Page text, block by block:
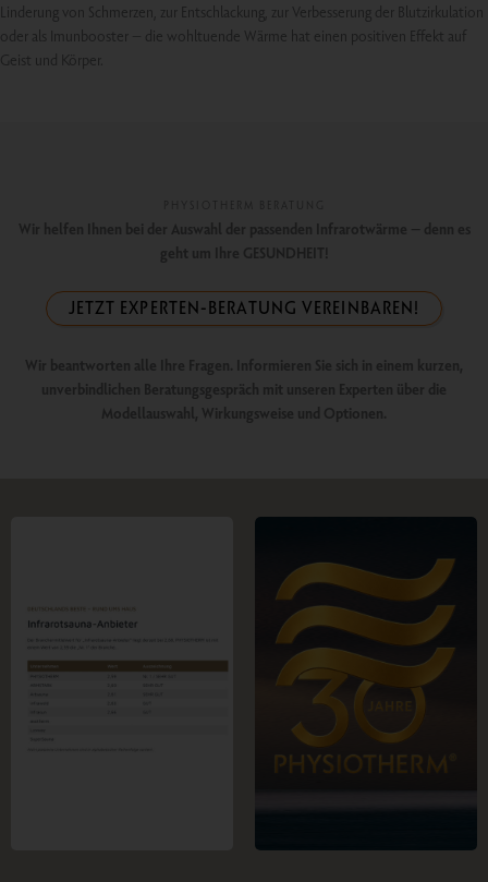
Linderung von Schmerzen, zur Entschlackung, zur Verbesserung der Blutzirkulation
oder als Imunbooster – die wohltuende Wärme hat einen positiven Effekt auf
Geist und Körper.
JETZT EXPERTEN-BERATUNG VEREINBAREN!